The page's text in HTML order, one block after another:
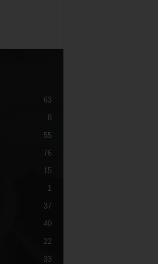
63
8
55
76
15
1
37
40
22
33